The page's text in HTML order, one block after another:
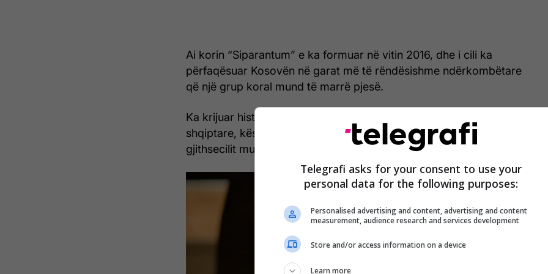
Ai korin “Siparantum” e ka formuar në vitin 2016, dhe i cili ka
përfaqësuar Kosovën në garat më të rëndësishme ndërkombëtare
që një grup koral mund të marrë pjesë.
Ka krijuar histori, por edhe ka hapur rrugë për muzikën korale
shqiptare, kështu duke bërë që kënga shqipe të bjerë në veshin e
gjithsecilit muzikantë dhe artdashës.
Telegrafi asks for your consent to use your
personal data for the following purposes:
Personalised advertising and content, advertising and content
measurement, audience research and services development
Store and/or access information on a device
Learn more